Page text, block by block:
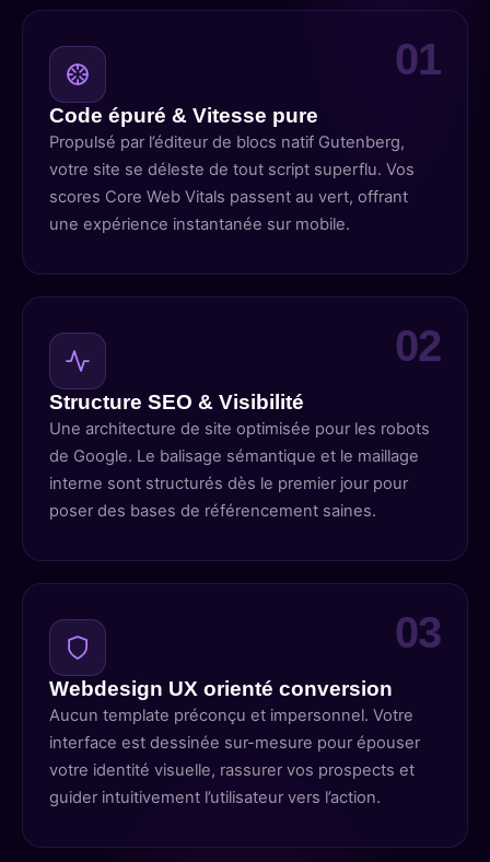
Code épuré & Vitesse pure
Propulsé par l’éditeur de blocs natif Gutenberg,
votre site se déleste de tout script superflu. Vos
scores Core Web Vitals passent au vert, offrant
une expérience instantanée sur mobile.
Structure SEO & Visibilité
Une architecture de site optimisée pour les robots
de Google. Le balisage sémantique et le maillage
interne sont structurés dès le premier jour pour
poser des bases de référencement saines.
Webdesign UX orienté conversion
Aucun template préconçu et impersonnel. Votre
interface est dessinée sur-mesure pour épouser
votre identité visuelle, rassurer vos prospects et
guider intuitivement l’utilisateur vers l’action.